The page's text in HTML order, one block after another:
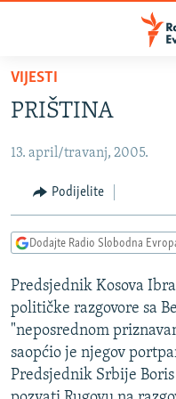
Pređite
glavni
Pređite
Pređite
pretragu
VIJESTI
SRBIJA
KOSOVO
VIZUELNO
VIDEO
FOTOGALERIJE
INFOGRAFIKE
PODCASTI
RAT U UKRAJINI
KINA NA BALKANU
RSE PRIČE IZ SVIJETA
VIJESTI
PRIŠTINA
13. april/travanj, 2005.
Podijelite
Dodajte Radio Slobodna
Predsjednik Kosova
političke razgovore sa
"neposrednom
saopćio je njegov
Predsjednik Srbije